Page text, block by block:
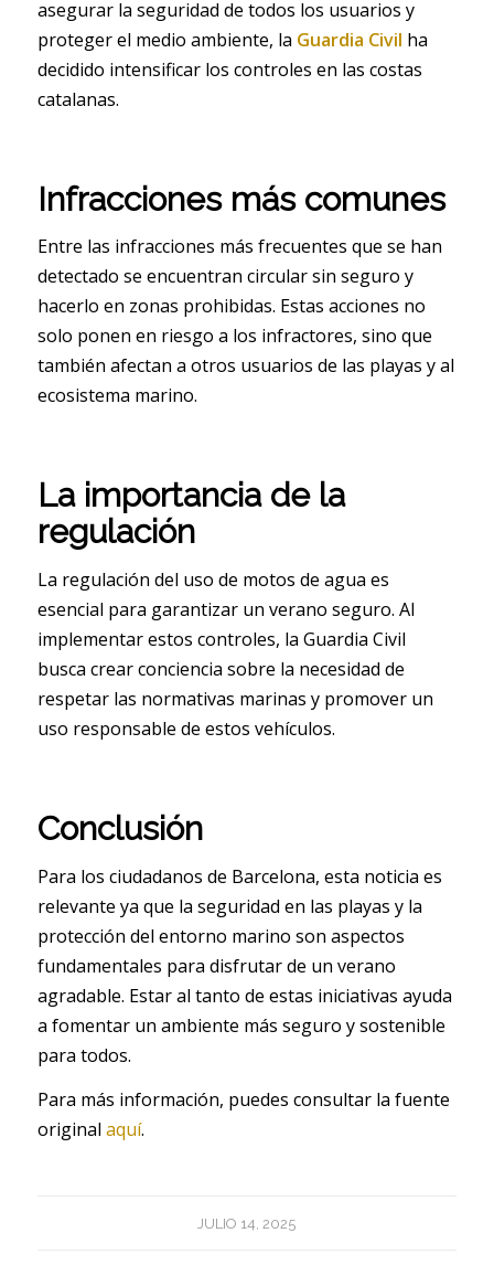
asegurar la seguridad de todos los usuarios y
proteger el medio ambiente, la Guardia Civil ha
decidido intensificar los controles en las costas
catalanas.
Infracciones más comunes
Entre las infracciones más frecuentes que se han
detectado se encuentran circular sin seguro y
hacerlo en zonas prohibidas. Estas acciones no
solo ponen en riesgo a los infractores, sino que
también afectan a otros usuarios de las playas y al
ecosistema marino.
La importancia de la
regulación
La regulación del uso de motos de agua es
esencial para garantizar un verano seguro. Al
implementar estos controles, la Guardia Civil
busca crear conciencia sobre la necesidad de
respetar las normativas marinas y promover un
uso responsable de estos vehículos.
Conclusión
Para los ciudadanos de Barcelona, esta noticia es
relevante ya que la seguridad en las playas y la
protección del entorno marino son aspectos
fundamentales para disfrutar de un verano
agradable. Estar al tanto de estas iniciativas ayuda
a fomentar un ambiente más seguro y sostenible
para todos.
Para más información, puedes consultar la fuente
originalaquí.
JULIO 14, 2025